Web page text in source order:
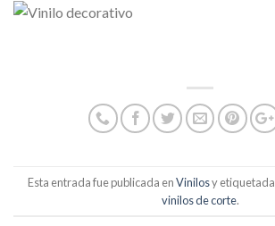
Esta entrada fue publicada enVinilosy etiquetada
vinilos de corte.